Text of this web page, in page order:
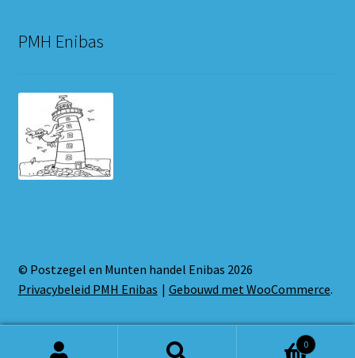
PMH Enibas
© Postzegel en Munten handel Enibas 2026
Privacybeleid PMH Enibas
Gebouwd met WooCommerce.
0